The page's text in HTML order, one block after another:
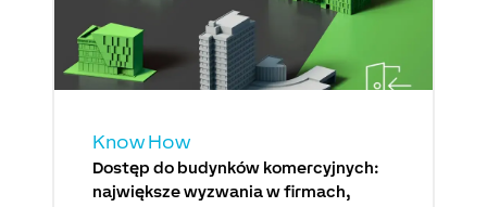
Know How
Dostęp do budynków komercyjnych:
największe wyzwania w firmach,